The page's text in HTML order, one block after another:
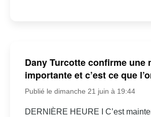
Dany Turcotte confirme une
importante et c’est ce que
Publié le dimanche 21 juin à 19:44
DERNIÈRE HEURE I C’est